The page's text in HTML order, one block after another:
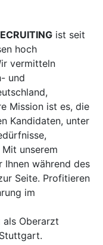
ist seit
hoch
vermitteln
und
Mission ist es, die
Kandidaten, unter
unserem
Ihnen während des
Seite. Profitieren
im
als Oberarzt